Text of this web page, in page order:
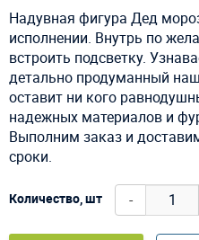
Надувная фигура Дед
исполнении. Внутрь по
встроить подсветку.
детально продуманный
оставит ни кого
надежных материалов и
Выполним заказ и
сроки.
Количество, шт -